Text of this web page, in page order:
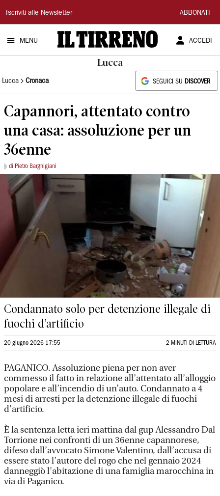
Il
Tirreno
Iscriviti alle Newsletter ABBONATI
MENU ACCEDI
Lucca
Lucca Cronaca SEGUICI SU DISCOVER
Capannori, attentato contro
una casa: assoluzione per un
36enne
di Pietro Barghigiani
Condannato solo per detenzione illegale di
fuochi d’artificio
20 giugno 2026 17:55 2 MINUTI DI LETTURA
PAGANICO. Assoluzione piena per non aver
commesso il fatto in relazione all’attentato all’alloggio
popolare e all’incendio di un’auto. Condannato a 4
mesi di arresti per la detenzione illegale di fuochi
d’artificio.
È la sentenza letta ieri mattina dal gup Alessandro Dal
Torrione nei confronti di un 36enne capannorese,
difeso dall’avvocato Simone Valentino, dall’accusa di
essere stato l’autore del rogo che nel gennaio 2024
danneggiò l’abitazione di una famiglia marocchina in
via di Paganico.